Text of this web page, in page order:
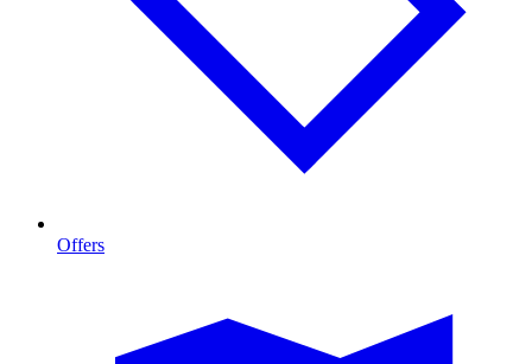
Offers